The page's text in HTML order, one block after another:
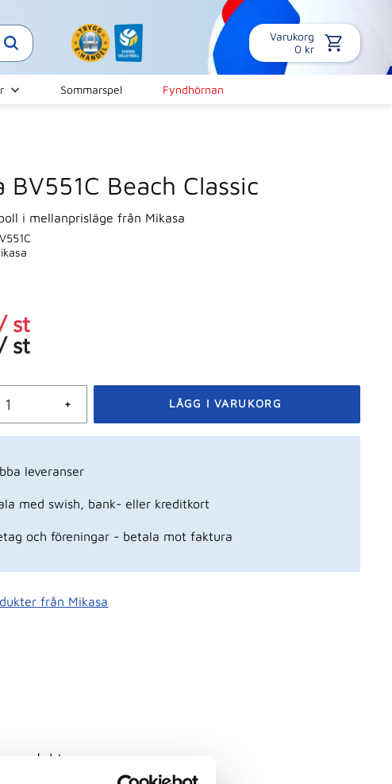
Varukorg
0 kr
Sommarspel Fyndhörnan
BV551C Beach Classic
i mellanprisläge från Mikasa
st
pris:
st
+
från Mikasa
leveranser
med swish, bank- eller kreditkort
och föreningar - betala mot faktura
produkter